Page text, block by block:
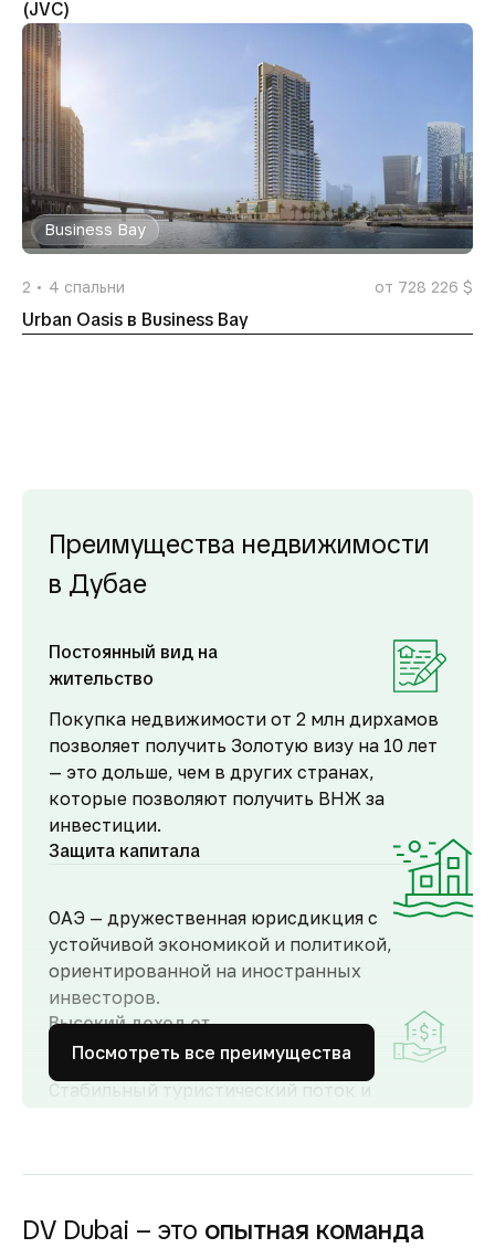
(JVC)
Business Bay
2 4 спальни от 728 226 $
Urban Oasis в Business Bay
Преимущества недвижимости
в Дубае
Постоянный вид на
жительство
Покупка недвижимости от 2 млн дирхамов
позволяет получить Золотую визу на 10 лет
— это дольше, чем в других странах,
которые позволяют получить ВНЖ за
инвестиции.
Защита капитала
ОАЭ — дружественная юрисдикция с
устойчивой экономикой и политикой,
ориентированной на иностранных
инвесторов.
Высокий доход от
аренды
Стабильный туристический поток и
доходность для инвесторов как от
аренды.
Посмотреть все преимущества
DV Dubai – это опытная команда